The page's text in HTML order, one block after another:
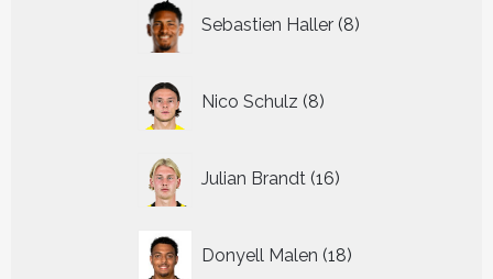
Sebastien Haller 8
producten
Nico Schulz 8
producten
Julian Brandt 16
producten
Donyell Malen 18
producten